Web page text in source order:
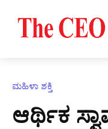
ಮಹಿಳಾ ಶಕ್ತಿ
ಆರ್ಥಿಕ